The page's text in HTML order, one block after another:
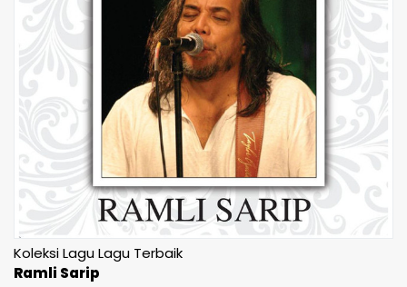
Koleksi Lagu Lagu Terbaik
Ramli Sarip